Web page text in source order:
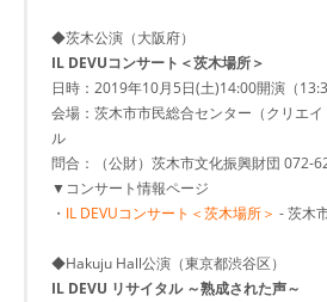
◆茨木公演（大阪府）
IL DEVUコンサート＜茨木場所＞
日時：2019年10月5日(土)14:00開演（
会場：茨木市市民総合センター（クリエ
ル
問合：（公財）茨木市文化振興財団 072-
▼コンサート情報ページ
・ IL DEVUコンサート＜茨木場所＞ - 茨木
◆Hakuju Hall公演（東京都渋谷区）
IL DEVU リサイタル ～熟成された声～